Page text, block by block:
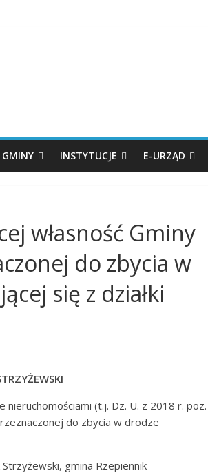
GMINY INSTYTUCJE E-URZĄD
własność Gminy
do zbycia w
się z działki
(t.j. Dz. U. z 2018 r. poz.
do zbycia w drodze
gmina Rzepiennik